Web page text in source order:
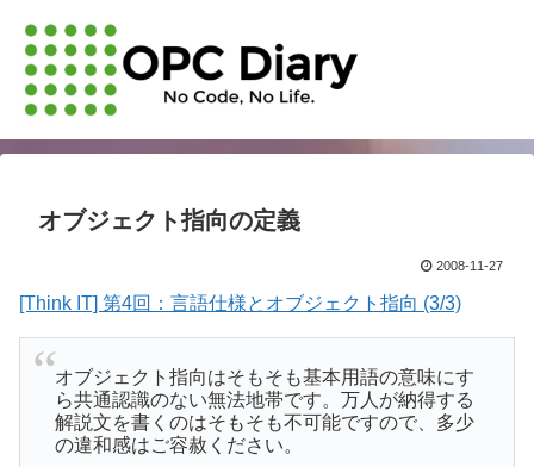
オブジェクト指向の定義
2008-11-27
[Think IT] 第4回：言語仕様とオブジェクト指向 (3/3)
オブジェクト指向はそもそも基本用語の意味にす
ら共通認識のない無法地帯です。万人が納得する
解説文を書くのはそもそも不可能ですので、多少
の違和感はご容赦ください。